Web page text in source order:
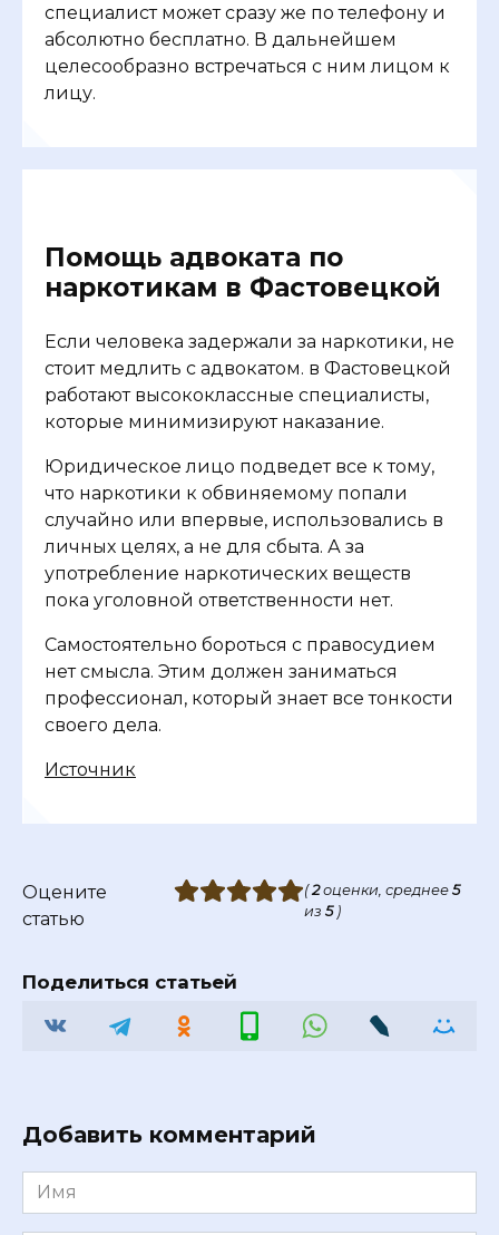
специалист может сразу же по телефону и
абсолютно бесплатно. В дальнейшем
целесообразно встречаться с ним лицом к
лицу.
Помощь адвоката по
наркотикам в Фастовецкой
Если человека задержали за наркотики, не
стоит медлить с адвокатом. в Фастовецкой
работают высококлассные специалисты,
которые минимизируют наказание.
Юридическое лицо подведет все к тому,
что наркотики к обвиняемому попали
случайно или впервые, использовались в
личных целях, а не для сбыта. А за
употребление наркотических веществ
пока уголовной ответственности нет.
Самостоятельно бороться с правосудием
нет смысла. Этим должен заниматься
профессионал, который знает все тонкости
своего дела.
Источник
Оцените
статью
(2оценки, среднее 5
из 5)
Поделиться статьей
Добавить комментарий
Имя
*